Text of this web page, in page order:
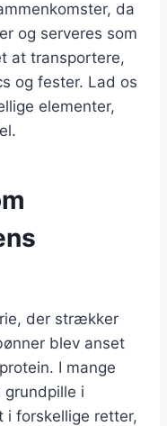
da
og serveres som
at transportere,
og fester. Lad os
elementer,
der strækker
blev anset
I mange
i
i forskellige retter,